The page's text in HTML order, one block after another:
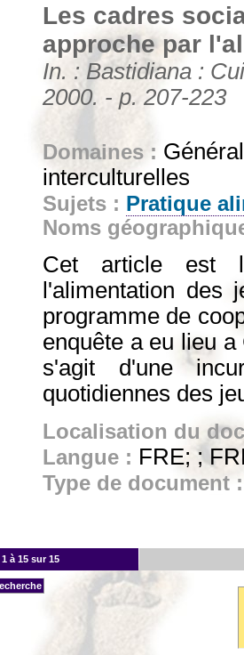
Les cadres
approche par
In. : Bastidiana :
2000. - p. 207-223
Domaines :
interculturelles
Sujets : Pratique
Noms
Cet article est
l'alimentation des
programme de
enquête a eu lieu
s'agit d'une
quotidiennes des
Localisation du
Langue : FRE; ;
Type de document
1 à 15 sur 15